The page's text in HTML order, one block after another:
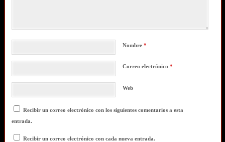
Nombre *
Correo electrónico *
Web
Recibir un correo electrónico con los siguientes comentarios a esta
entrada.
Recibir un correo electrónico con cada nueva entrada.